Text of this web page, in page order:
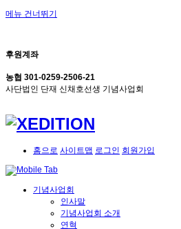
메뉴 건너뛰기
후원계좌
농협 301-0259-2506-21
사단법인 단재 신채호선생 기념사업회
홈으로 사이트맵 로그인 회원가입
기념사업회
인사말
기념사업회 소개
연혁